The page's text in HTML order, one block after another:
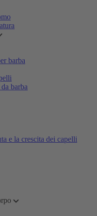
barba
barba
e la crescita dei capelli